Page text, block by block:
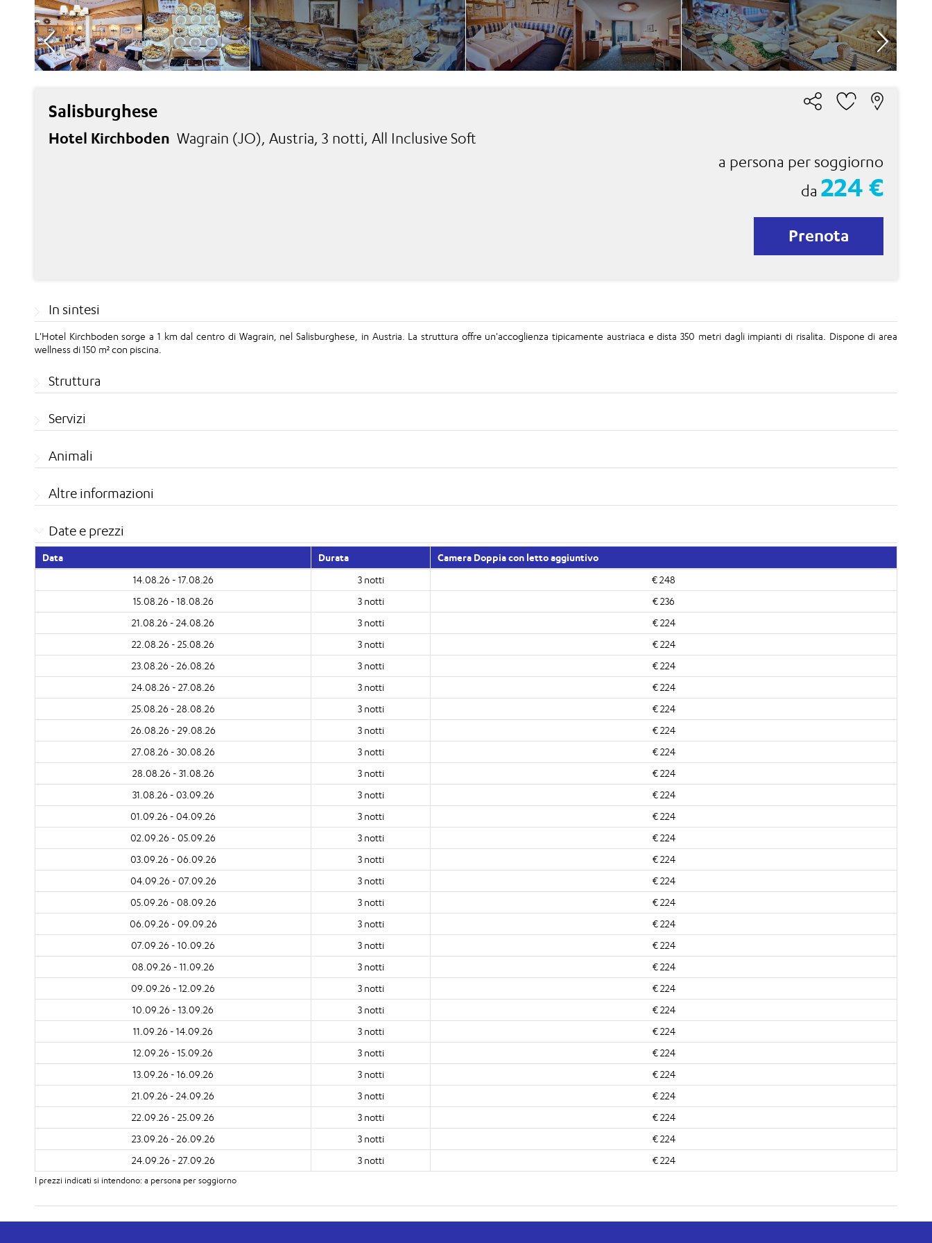
Salisburghese
Hotel Kirchboden Wagrain (JO), Austria, 3 notti, All Inclusive Soft
a persona per soggiorno
da 224 €
Prenota
In sintesi
L'Hotel Kirchboden sorge a 1 km dal centro di Wagrain, nel Salisburghese, in Austria. La struttura offre un'accoglienza tipicamente austriaca e dista 350 metri dagli impianti di risalita. Dispone di area
wellness di 150 m² con piscina.
Struttura
Servizi
Animali
Altre informazioni
Date e prezzi
Data Durata
Camera Doppia con letto aggiuntivo
14.08.26 - 17.08.26
3 notti
€ 248
15.08.26 - 18.08.26
3 notti
€ 236
21.08.26 - 24.08.26
3 notti
€ 224
22.08.26 - 25.08.26
3 notti
€ 224
23.08.26 - 26.08.26
3 notti
€ 224
24.08.26 - 27.08.26
3 notti
€ 224
25.08.26 - 28.08.26
3 notti
€ 224
26.08.26 - 29.08.26
3 notti
€ 224
27.08.26 - 30.08.26
3 notti
€ 224
28.08.26 - 31.08.26
3 notti
€ 224
31.08.26 - 03.09.26
3 notti
€ 224
01.09.26 - 04.09.26
3 notti
€ 224
02.09.26 - 05.09.26
3 notti
€ 224
03.09.26 - 06.09.26
3 notti
€ 224
04.09.26 - 07.09.26
3 notti
€ 224
05.09.26 - 08.09.26
3 notti
€ 224
06.09.26 - 09.09.26
3 notti
€ 224
07.09.26 - 10.09.26
3 notti
€ 224
08.09.26 - 11.09.26
3 notti
€ 224
09.09.26 - 12.09.26
3 notti
€ 224
10.09.26 - 13.09.26
3 notti
€ 224
11.09.26 - 14.09.26
3 notti
€ 224
12.09.26 - 15.09.26
3 notti
€ 224
13.09.26 - 16.09.26
3 notti
€ 224
21.09.26 - 24.09.26
3 notti
€ 224
22.09.26 - 25.09.26
3 notti
€ 224
23.09.26 - 26.09.26
3 notti
€ 224
24.09.26 - 27.09.26
3 notti € 224
I prezzi indicati si intendono: a persona per soggiorno